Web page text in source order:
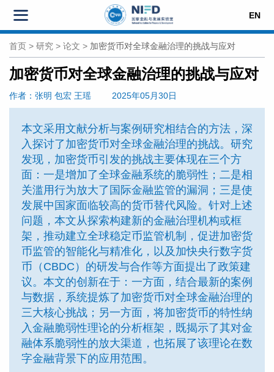
EN
首页 > 研究 > 论文 > 加密货币对全球金融治理的挑战与应对
加密货币对全球金融治理的挑战与应对
作者 ：张明 包宏 王瑶 2025年05月30日
本文采用文献分析与案例研究相结合的方法，深
入探讨了加密货币对全球金融治理的挑战。研究
发现，加密货币引发的挑战主要体现在三个方
面：一是增加了全球金融系统的脆弱性；二是相
关滥用行为放大了国际金融监管的漏洞；三是使
发展中国家面临较高的货币替代风险。针对上述
问题，本文从探索构建新的金融治理机构或框
架，推动建立全球稳定币监管机制，促进加密货
币监管的智能化与精准化，以及加快央行数字货
币（CBDC）的研发与合作等方面提出了政策建
议。本文的创新在于：一方面，结合最新的案例
与数据，系统提炼了加密货币对全球金融治理的
三大核心挑战；另一方面，将加密货币的特性纳
入金融脆弱性理论的分析框架，既揭示了其对金
融体系脆弱性的放大渠道，也拓展了该理论在数
字金融背景下的应用范围。